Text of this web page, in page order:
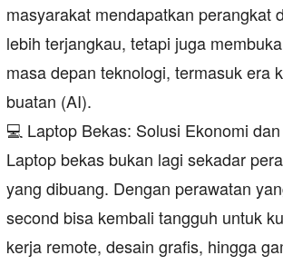
masyarakat mendapatkan perangkat
lebih terjangkau, tetapi juga
masa depan teknologi, termasuk era
buatan (AI).
💻 Laptop Bekas: Solusi Ekonomi
Laptop bekas bukan lagi sekadar
yang dibuang. Dengan perawatan
second bisa kembali tangguh untuk
kerja remote, desain grafis, hingga